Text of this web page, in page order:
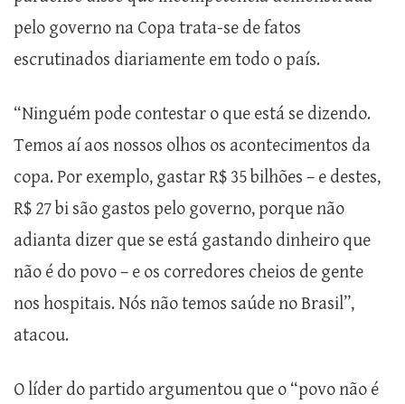
pelo governo na Copa trata-se de fatos
escrutinados diariamente em todo o país.
“Ninguém pode contestar o que está se dizendo.
Temos aí aos nossos olhos os acontecimentos da
copa. Por exemplo, gastar R$ 35 bilhões – e destes,
R$ 27 bi são gastos pelo governo, porque não
adianta dizer que se está gastando dinheiro que
não é do povo – e os corredores cheios de gente
nos hospitais. Nós não temos saúde no Brasil”,
atacou.
O líder do partido argumentou que o “povo não é